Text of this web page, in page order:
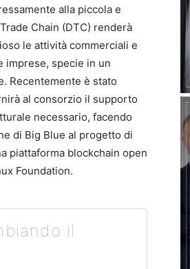
alla piccola e
Chain (DTC) renderà
le attività commerciali e
imprese, specie in un
Recentemente è stato
al consorzio il supporto
necessario, facendo
di Big Blue al progetto di
piattaforma blockchain open
Foundation.
il